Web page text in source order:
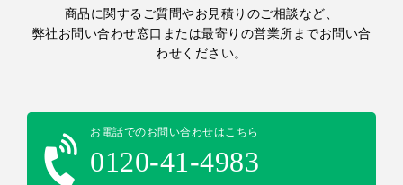
商品に関するご質問やお見積りのご相談など、
弊社お問い合わせ窓口または最寄りの営業所までお問い合
わせください。
お電話でのお問い合わせはこちら
0120-41-4983